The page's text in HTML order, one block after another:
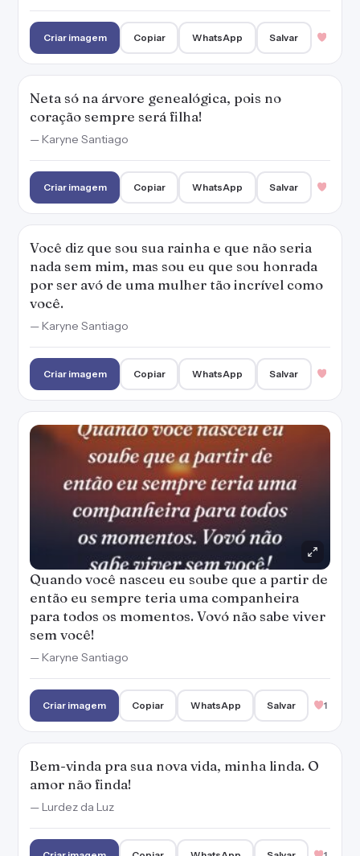
Criar imagem Copiar WhatsApp Salvar
Neta só na árvore genealógica, pois no
coração sempre será filha!
— Karyne Santiago
Criar imagem Copiar WhatsApp Salvar
Você diz que sou sua rainha e que não seria
nada sem mim, mas sou eu que sou honrada
por ser avó de uma mulher tão incrível como
você.
— Karyne Santiago
Criar imagem Copiar WhatsApp Salvar
Quando você nasceu eu soube que a partir de
então eu sempre teria uma companheira
para todos os momentos. Vovó não sabe viver
sem você!
— Karyne Santiago
Criar imagem Copiar WhatsApp Salvar 1
Bem-vinda pra sua nova vida, minha linda. O
amor não finda!
— Lurdez da Luz